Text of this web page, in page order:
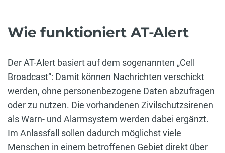
Wie funktioniert AT-Alert
Der AT-Alert basiert auf dem sogenannten „Cell
Broadcast“: Damit können Nachrichten verschickt
werden, ohne personenbezogene Daten abzufragen
oder zu nutzen. Die vorhandenen Zivilschutzsirenen
als Warn- und Alarmsystem werden dabei ergänzt.
Im Anlassfall sollen dadurch möglichst viele
Menschen in einem betroffenen Gebiet direkt über